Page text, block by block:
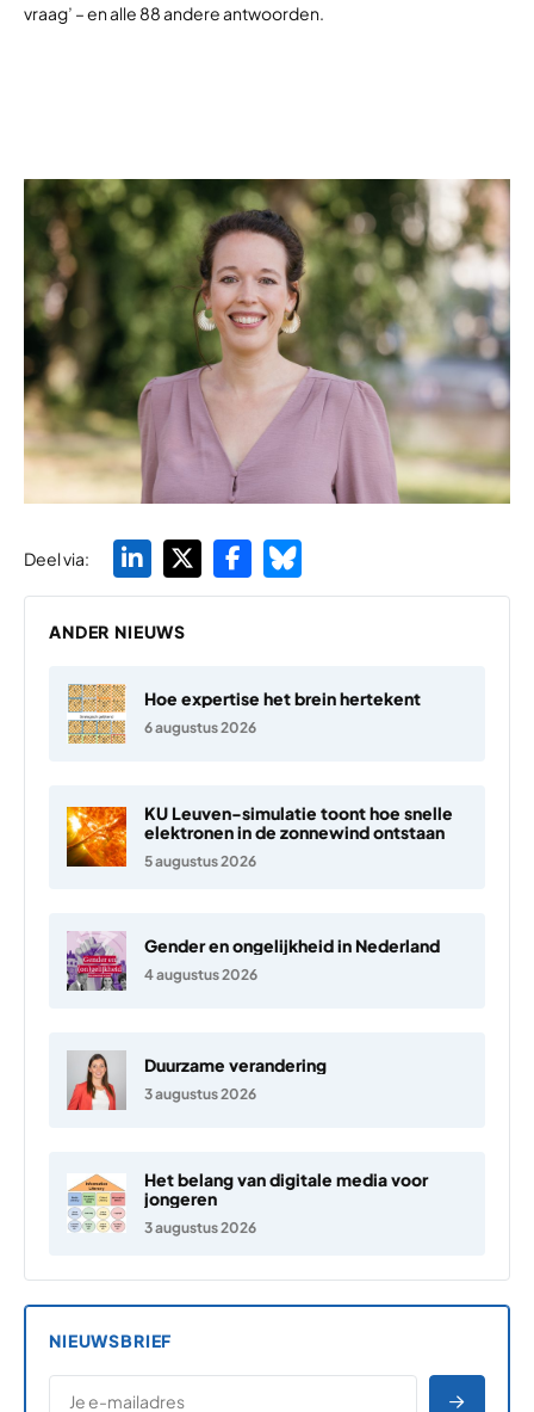
vraag’ – en alle 88 andere antwoorden.
Deel via:
ANDER NIEUWS
Hoe expertise het brein hertekent
6 augustus 2026
KU Leuven-simulatie toont hoe snelle
elektronen in de zonnewind ontstaan
5 augustus 2026
Gender en ongelijkheid in Nederland
4 augustus 2026
Duurzame verandering
3 augustus 2026
Het belang van digitale media voor
jongeren
3 augustus 2026
NIEUWSBRIEF
E-MAILADRES
*